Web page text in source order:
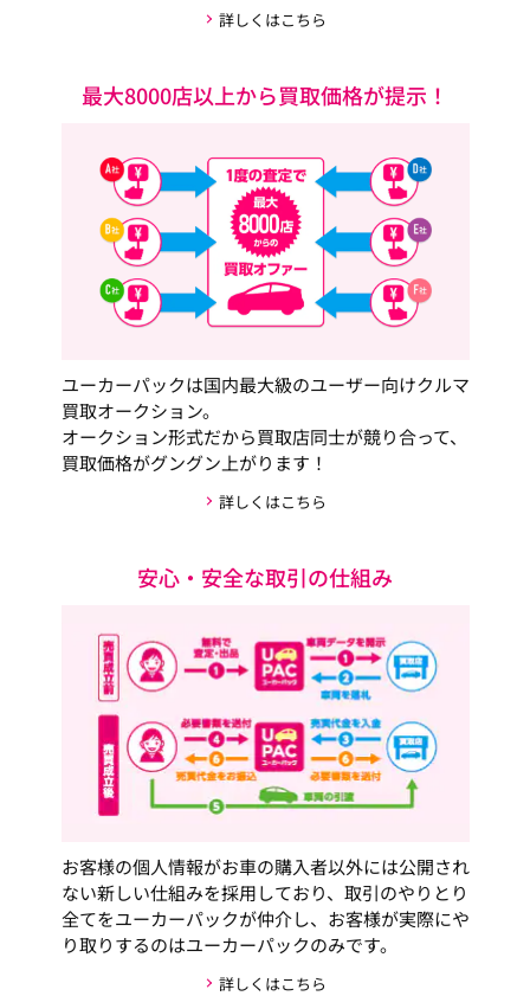
詳しくはこちら
最大8000店以上から買取価格が提示！
ユーカーパックは国内最大級のユーザー向けクルマ
買取オークション。
オークション形式だから買取店同士が競り合って、
買取価格がグングン上がります！
詳しくはこちら
安心・安全な取引の仕組み
お客様の個人情報がお車の購入者以外には公開され
ない新しい仕組みを採用しており、取引のやりとり
全てをユーカーパックが仲介し、お客様が実際にや
り取りするのはユーカーパックのみです。
詳しくはこちら